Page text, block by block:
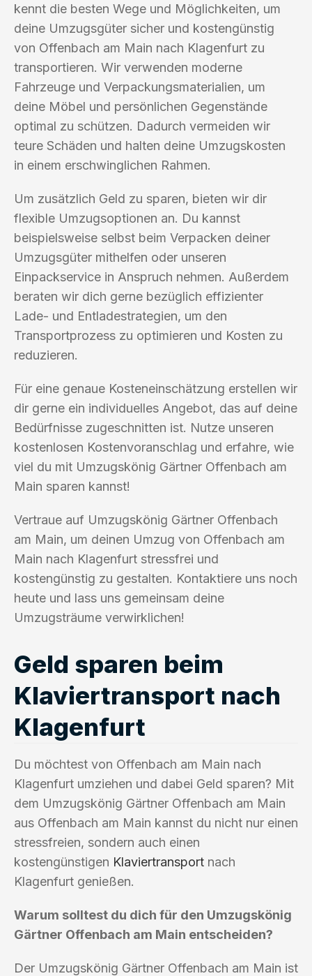
kennt die besten Wege und Möglichkeiten, um
deine Umzugsgüter sicher und kostengünstig
von Offenbach am Main nach Klagenfurt zu
transportieren. Wir verwenden moderne
Fahrzeuge und Verpackungsmaterialien, um
deine Möbel und persönlichen Gegenstände
optimal zu schützen. Dadurch vermeiden wir
teure Schäden und halten deine Umzugskosten
in einem erschwinglichen Rahmen.
Um zusätzlich Geld zu sparen, bieten wir dir
flexible Umzugsoptionen an. Du kannst
beispielsweise selbst beim Verpacken deiner
Umzugsgüter mithelfen oder unseren
Einpackservice in Anspruch nehmen. Außerdem
beraten wir dich gerne bezüglich effizienter
Lade- und Entladestrategien, um den
Transportprozess zu optimieren und Kosten zu
reduzieren.
Für eine genaue Kosteneinschätzung erstellen wir
dir gerne ein individuelles Angebot, das auf deine
Bedürfnisse zugeschnitten ist. Nutze unseren
kostenlosen Kostenvoranschlag und erfahre, wie
viel du mit Umzugskönig Gärtner Offenbach am
Main sparen kannst!
Vertraue auf Umzugskönig Gärtner Offenbach
am Main, um deinen Umzug von Offenbach am
Main nach Klagenfurt stressfrei und
kostengünstig zu gestalten. Kontaktiere uns noch
heute und lass uns gemeinsam deine
Umzugsträume verwirklichen!
Geld sparen beim
Klaviertransport nach
Klagenfurt
Du möchtest von Offenbach am Main nach
Klagenfurt umziehen und dabei Geld sparen? Mit
dem Umzugskönig Gärtner Offenbach am Main
aus Offenbach am Main kannst du nicht nur einen
stressfreien, sondern auch einen
kostengünstigen Klaviertransport nach
Klagenfurt genießen.
Warum solltest du dich für den Umzugskönig
Gärtner Offenbach am Main entscheiden?
Der Umzugskönig Gärtner Offenbach am Main ist